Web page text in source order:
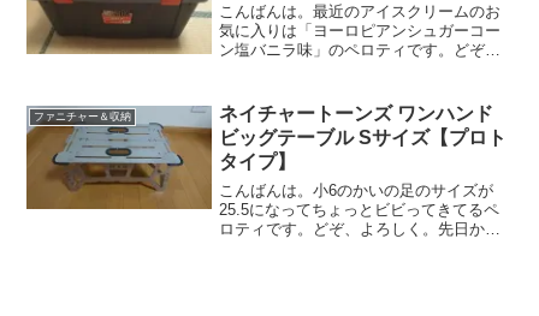
こんばんは。最近のアイスクリームのお
気に入りは「ヨーロピアンシュガーコー
ン塩バニラ味」のペロティです。どぞ、
グをご紹介したいと思います。RVボック
スについては、今回以...
ファニチャー＆収納
ネイチャートーンズ ワンハンド
ビッグテーブル Sサイズ【プロト
タイプ】
こんばんは。小6のかいの足のサイズが
25.5になってちょっとビビってきてるペ
ロティです。どぞ、よろしく。先日かい